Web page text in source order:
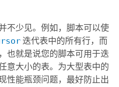
不少见。例如，脚本可以使
迭代表中的所有行，而
也就是说您的脚本可用于迭
意大小的表。为大型表中的
性能瓶颈问题，最好防止出